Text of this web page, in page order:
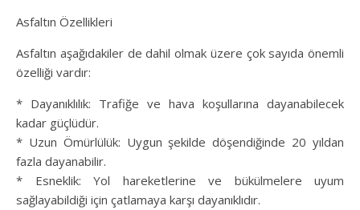
Asfaltın Özellikleri
Asfaltın aşağıdakiler de dahil olmak üzere çok sayıda önemli
özelliği vardır:
* Dayanıklılık: Trafiğe ve hava koşullarına dayanabilecek
kadar güçlüdür.
* Uzun Ömürlülük: Uygun şekilde döşendiğinde 20 yıldan
fazla dayanabilir.
* Esneklik: Yol hareketlerine ve bükülmelere uyum
sağlayabildiği için çatlamaya karşı dayanıklıdır.